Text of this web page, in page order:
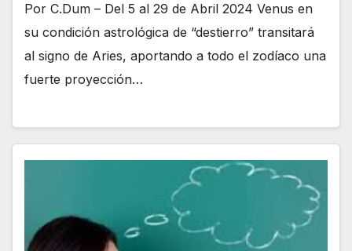
Por C.Dum – Del 5 al 29 de Abril 2024 Venus en
su condición astrológica de “destierro” transitará
al signo de Aries, aportando a todo el zodíaco una
fuerte proyección…